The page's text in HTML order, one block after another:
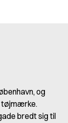
og
tøjmærke.
bredt sig til